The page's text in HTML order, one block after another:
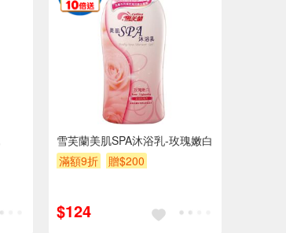
雪芙蘭美肌SPA沐浴乳-玫瑰嫩白
滿額9折
贈$200
$124